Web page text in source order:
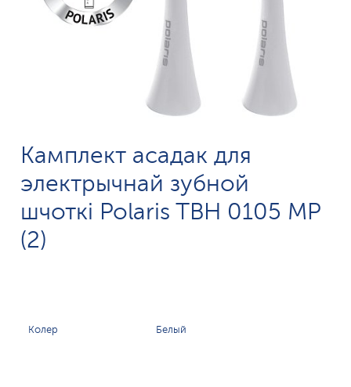
Камплект асадак для
электрычнай зубной
шчоткі Polaris TBH 0105 MP
(2)
Колер Белый